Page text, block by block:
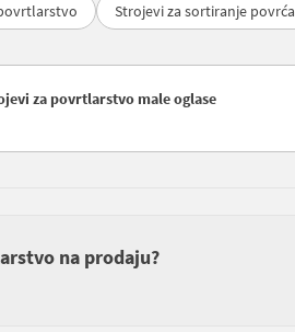
Strojevi za sortiranje povrća
za povrtlarstvo male oglase
na prodaju?